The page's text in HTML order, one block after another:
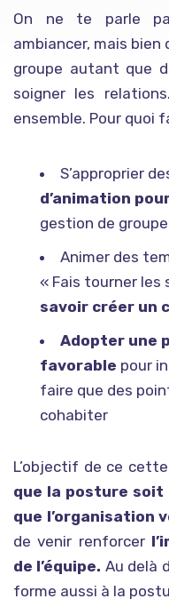
On ne te parle
ambiancer, mais bien
groupe autant que
soigner les
ensemble. Pour quoi
S’approprier
d’animation
gestion de
Animer des
« Fais tourner
savoir créer un
Adopter une
favorable pour
faire que des
cohabiter
L’objectif de ce
que la posture soit
que l’organisation
de venir renforcer
de l’équipe. Au delà
forme aussi à la